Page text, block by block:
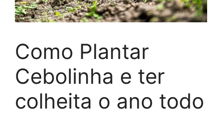
Como Plantar
Cebolinha e ter
colheita o ano todo